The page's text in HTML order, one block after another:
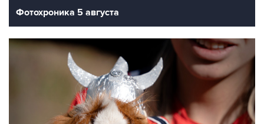
Фотохроника 5 августа